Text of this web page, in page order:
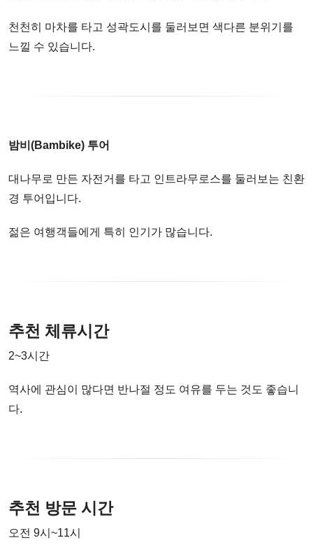
천천히 마차를 타고 성곽도시를 둘러보면 색다른 분위기를
느낄 수 있습니다.
밤비(Bambike) 투어
대나무로 만든 자전거를 타고 인트라무로스를 둘러보는 친환
경 투어입니다.
젊은 여행객들에게 특히 인기가 많습니다.
추천 체류시간
2~3시간
역사에 관심이 많다면 반나절 정도 여유를 두는 것도 좋습니
다.
추천 방문 시간
오전 9시~11시